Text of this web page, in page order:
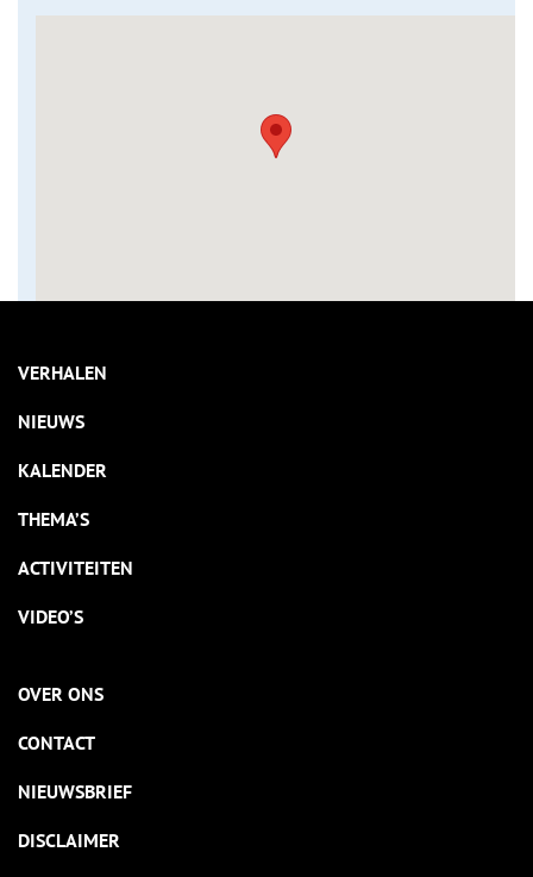
VERHALEN
NIEUWS
KALENDER
THEMA’S
ACTIVITEITEN
VIDEO’S
OVER ONS
CONTACT
NIEUWSBRIEF
DISCLAIMER